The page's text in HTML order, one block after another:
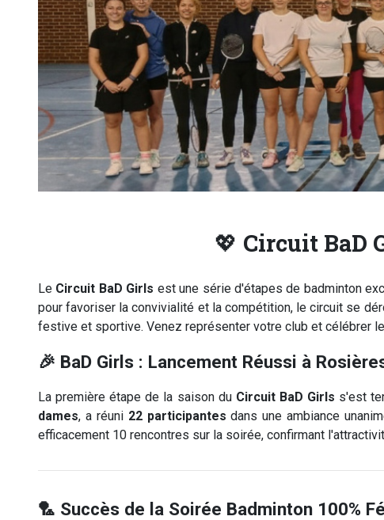
💖 Circuit BaD
Le Circuit BaD Girls est une série d'étapes de badminton
pour favoriser la convivialité et la compétition, le circuit se
festive et sportive. Venez représenter votre club et célébrer
🎉 BaD Girls : Lancement Réussi à
La première étape de la saison du Circuit BaD Girls s'est
dames, a réuni 22 participantes dans une ambiance
efficacement 10 rencontres sur la soirée, confirmant
🏸 Succès de la Soirée Badminton 100%